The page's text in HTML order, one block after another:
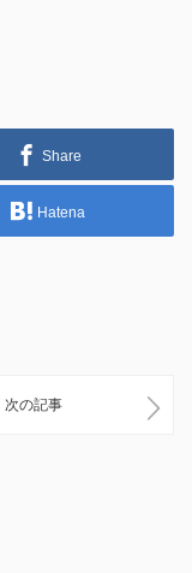
Share
Hatena
次の記事